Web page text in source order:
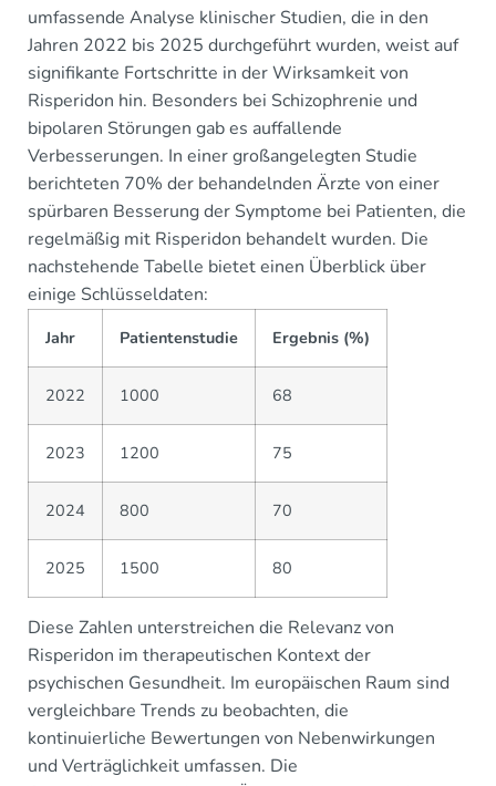
umfassende Analyse klinischer Studien, die in den
Jahren 2022 bis 2025 durchgeführt wurden, weist auf
signifikante Fortschritte in der Wirksamkeit von
Risperidon hin. Besonders bei Schizophrenie und
bipolaren Störungen gab es auffallende
Verbesserungen. In einer großangelegten Studie
berichteten 70% der behandelnden Ärzte von einer
spürbaren Besserung der Symptome bei Patienten, die
regelmäßig mit Risperidon behandelt wurden. Die
nachstehende Tabelle bietet einen Überblick über
einige Schlüsseldaten:
Jahr Patientenstudie Ergebnis (%)
2022 1000 68
2023 1200 75
2024 800 70
2025 1500 80
Diese Zahlen unterstreichen die Relevanz von
Risperidon im therapeutischen Kontext der
psychischen Gesundheit. Im europäischen Raum sind
vergleichbare Trends zu beobachten, die
kontinuierliche Bewertungen von Nebenwirkungen
und Verträglichkeit umfassen. Die